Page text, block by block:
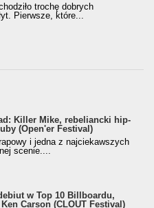
trochę dobrych
Pierwsze, które...
Killer Mike, rebeliancki hip-
(Open'er Festival)
i jedna z najciekawszych
scenie....
w Top 10 Billboardu,
Carson (CLOUT Festival)